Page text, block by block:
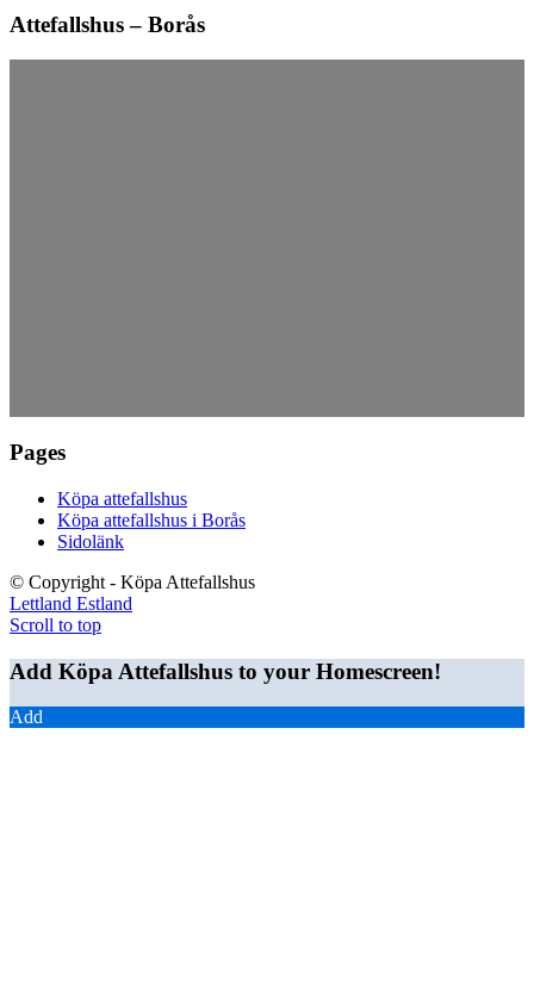
Attefallshus – Borås
Pages
Köpa attefallshus
Köpa attefallshus i Borås
Sidolänk
© Copyright - Köpa Attefallshus
Lettland Estland
Scroll to top
Add Köpa Attefallshus to your Homescreen!
Add